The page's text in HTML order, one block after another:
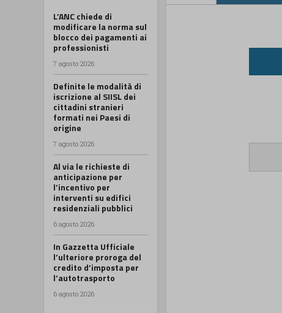
L’ANC chiede di
modificare la norma sul
blocco dei pagamenti ai
professionisti
7 agosto 2026
Definite le modalità di
iscrizione al SIISL dei
cittadini stranieri
formati nei Paesi di
origine
7 agosto 2026
Al via le richieste di
anticipazione per
l’incentivo per
interventi su edifici
residenziali pubblici
6 agosto 2026
In Gazzetta Ufficiale
l’ulteriore proroga del
credito d’imposta per
l’autotrasporto
6 agosto 2026